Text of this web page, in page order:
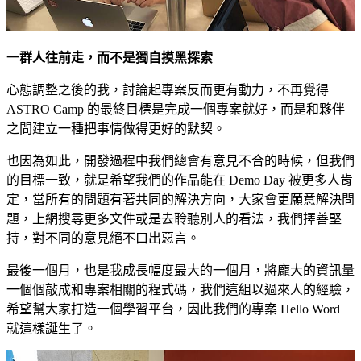
一群人往前走，而不是獨自摸黑探索
心態調整之後的我，討論起專案反而更有動力，不再覺得
ASTRO Camp 的最終目標是完成一個專案就好，而是和夥伴
之間建立一種把事情做得更好的默契。
也因為如此，開發過程中我們總會有意見不合的時候，但我們
的目標一致，就是希望我們的作品能在 Demo Day 被更多人肯
定，當所有的問題有著共同的解決方向，大家會更願意解決問
題，上網搜尋更多文件或是去聆聽別人的看法，我們擇善堅
持，對不同的意見絕不口出惡言。
最後一個月，也是我成長幅度最大的一個月，將龐大的資訊量
一個個敲成和專案相關的程式碼，我們這組以過來人的經驗，
希望幫大家打造一個學習平台，因此我們的專案 Hello Word
就這樣誕生了。